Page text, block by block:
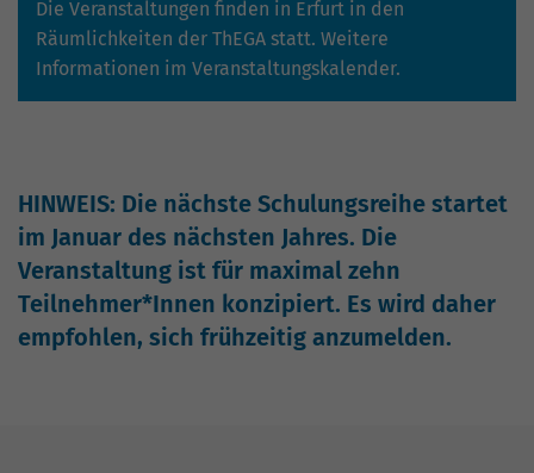
Die Veranstaltungen finden in Erfurt in den
Räumlichkeiten der ThEGA statt. Weitere
Informationen im Veranstaltungskalender.
HINWEIS: Die nächste Schulungsreihe startet
im Januar des nächsten Jahres. Die
Veranstaltung ist für maximal zehn
Teilnehmer*Innen konzipiert. Es wird daher
empfohlen, sich frühzeitig anzumelden.